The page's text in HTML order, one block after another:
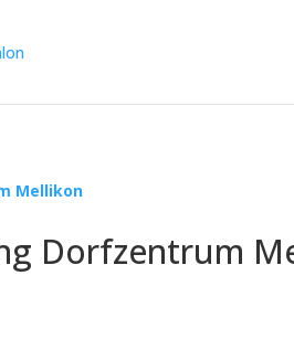
Mellikon
Dorfzentrum